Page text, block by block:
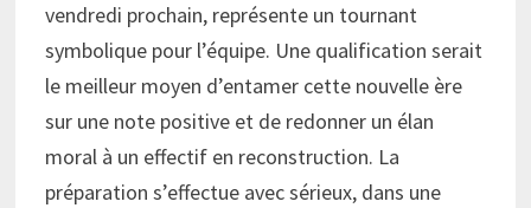
vendredi prochain, représente un tournant
symbolique pour l’équipe. Une qualification serait
le meilleur moyen d’entamer cette nouvelle ère
sur une note positive et de redonner un élan
moral à un effectif en reconstruction. La
préparation s’effectue avec sérieux, dans une